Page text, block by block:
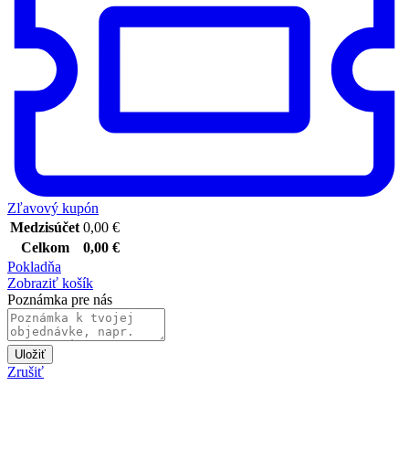
Zľavový kupón
Medzisúčet 0,00 €
Celkom
0,00 €
Pokladňa
Zobraziť košík
Poznámka pre nás
Uložiť
Zrušiť